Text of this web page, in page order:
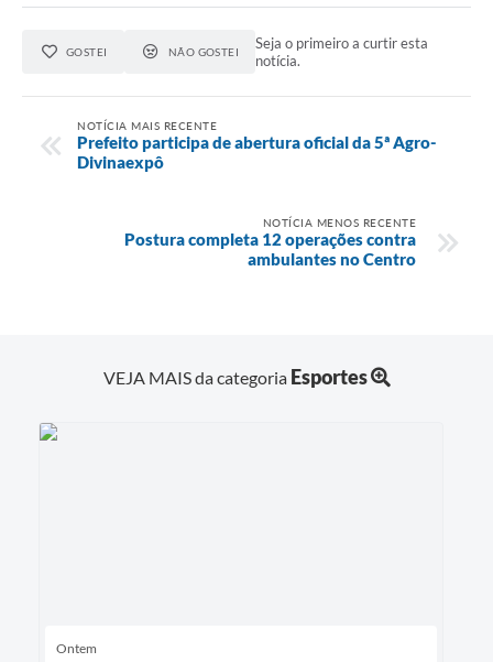
GOSTEI NÃO GOSTEI
Seja o primeiro a curtir esta
notícia.
NOTÍCIA MAIS RECENTE
Prefeito participa de abertura oficial da 5ª Agro-
Divinaexpô
NOTÍCIA MENOS RECENTE
Postura completa 12 operações contra
ambulantes no Centro
VEJA MAIS da categoria Esportes
Ontem